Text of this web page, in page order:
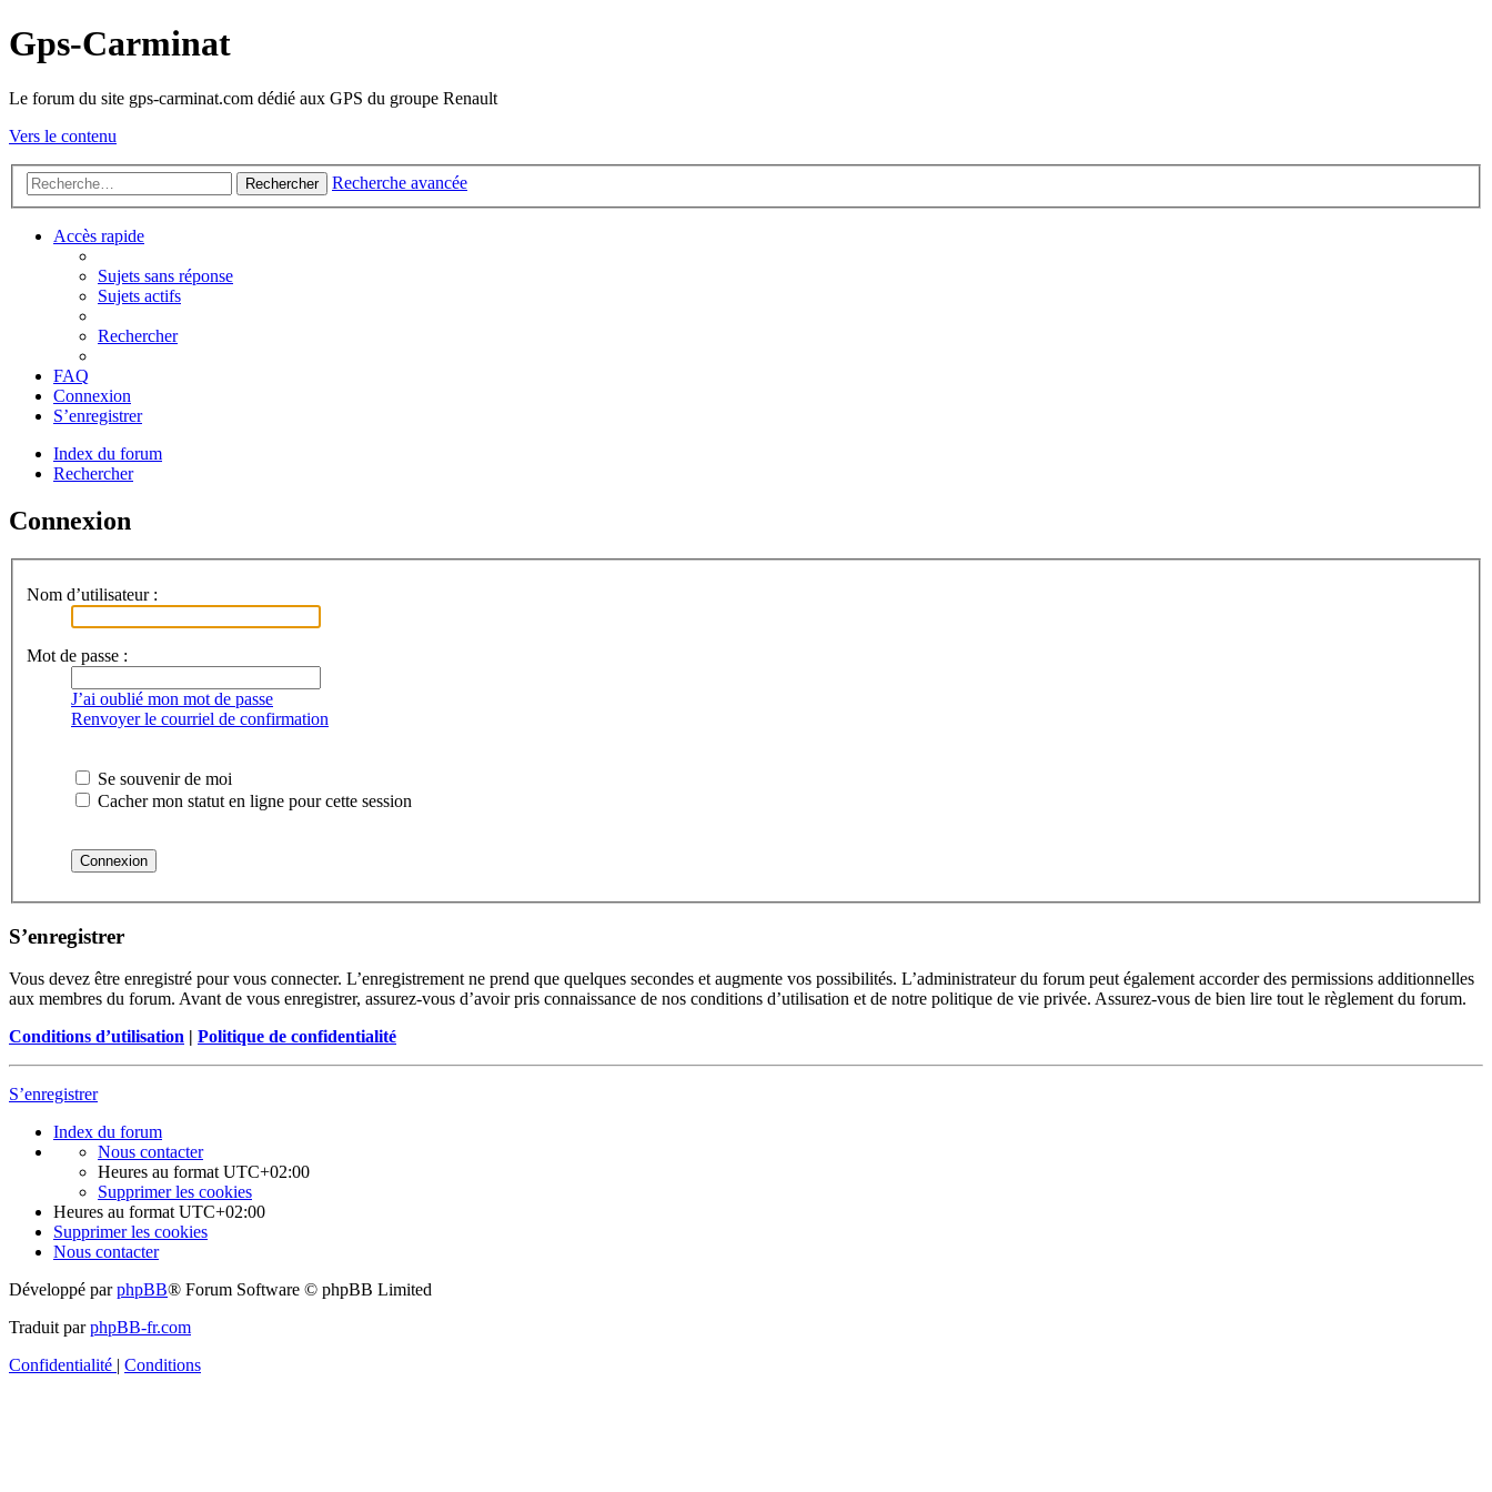
Gps-Carminat
Le forum du site gps-carminat.com dédié aux GPS du groupe Renault
Vers le contenu
Rechercher Recherche avancée
Accès rapide
Sujets sans réponse
Sujets actifs
Rechercher
FAQ
Connexion
S’enregistrer
Index du forum
Rechercher
Connexion
Nom d’utilisateur :
Mot de passe :
J’ai oublié mon mot de passe
Renvoyer le courriel de confirmation
Se souvenir de moi
Cacher mon statut en ligne pour cette session
S’enregistrer
Vous devez être enregistré pour vous connecter. L’enregistrement ne prend que quelques secondes et augmente vos possibilités. L’administrateur du forum peut également accorder des permissions additionnelles
aux membres du forum. Avant de vous enregistrer, assurez-vous d’avoir pris connaissance de nos conditions d’utilisation et de notre politique de vie privée. Assurez-vous de bien lire tout le règlement du forum.
Conditions d’utilisation | Politique de confidentialité
S’enregistrer
Index du forum
Nous contacter
Heures au format UTC+02:00
Supprimer les cookies
Heures au format UTC+02:00
Supprimer les cookies
Nous contacter
Développé parphpBB® Forum Software © phpBB Limited
Traduit parphpBB-fr.com
Confidentialité | Conditions